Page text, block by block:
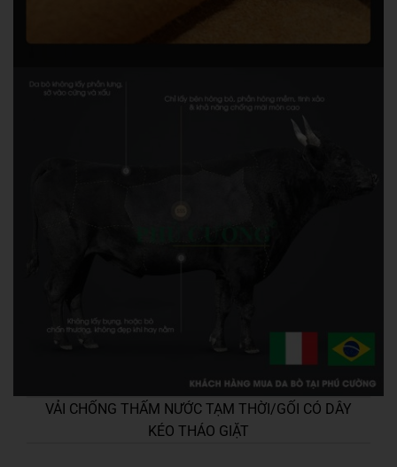
VẢI CHỐNG THẤM NƯỚC TẠM THỜI/GỐI CÓ DÂY
KÉO THÁO GIẶT